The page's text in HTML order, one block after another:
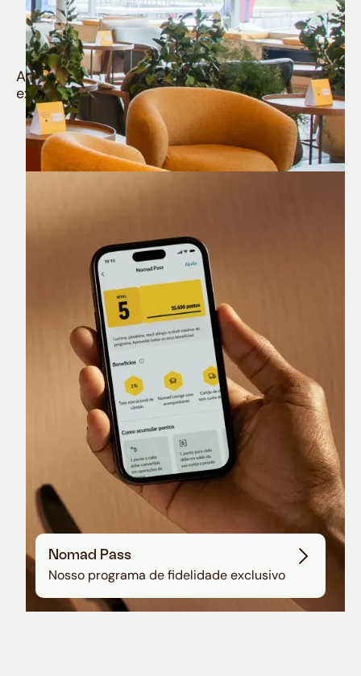
Quem é Nomad tem
muito mais
Aproveite todos os benefícios e vantagens
exclusivas da sua Conta Internacional
Nomad Lounge
Sala VIP no Aeroporto de Guarulhos
Nomad Pass
Nosso programa de fidelidade exclusivo